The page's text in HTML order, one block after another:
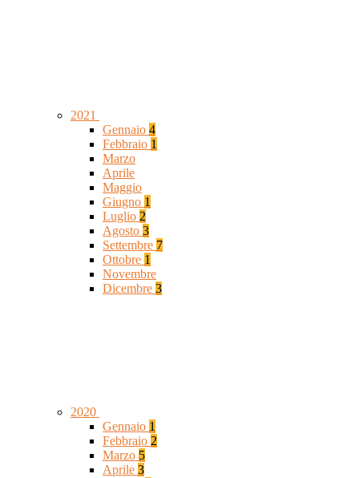
2021
Gennaio 4
Febbraio 1
Marzo
Aprile
Maggio
Giugno 1
Luglio 2
Agosto 3
Settembre 7
Ottobre 1
Novembre
Dicembre 3
2020
Gennaio 1
Febbraio 2
Marzo 5
Aprile 3